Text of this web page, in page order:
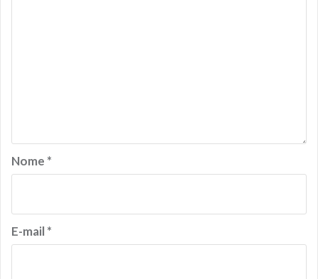
Nome *
E-mail*